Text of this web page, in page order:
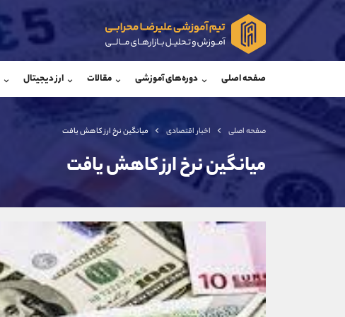
صفحه اصلی دوره‌های آموزشی مقالات ارز دیجیتال
صفحه اصلی اخبار اقتصادی میانگین نرخ ارز کاهش یافت
میانگین نرخ ارز کاهش یافت
@Armteam_admin_103 تلگرام
اطلاعات تماس (دفتر فروش)
تلفن
کانال تلگرام
کانال بله